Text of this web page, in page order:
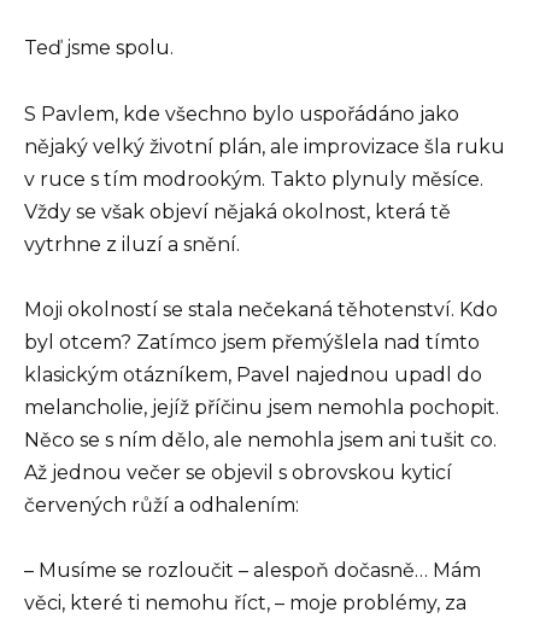
Teď jsme spolu.
S Pavlem, kde všechno bylo uspořádáno jako
nějaký velký životní plán, ale improvizace šla ruku
v ruce s tím modrookým. Takto plynuly měsíce.
Vždy se však objeví nějaká okolnost, která tě
vytrhne z iluzí a snění.
Moji okolností se stala nečekaná těhotenství. Kdo
byl otcem? Zatímco jsem přemýšlela nad tímto
klasickým otázníkem, Pavel najednou upadl do
melancholie, jejíž příčinu jsem nemohla pochopit.
Něco se s ním dělo, ale nemohla jsem ani tušit co.
Až jednou večer se objevil s obrovskou kyticí
červených růží a odhalením:
– Musíme se rozloučit – alespoň dočasně… Mám
věci, které ti nemohu říct, – moje problémy, za